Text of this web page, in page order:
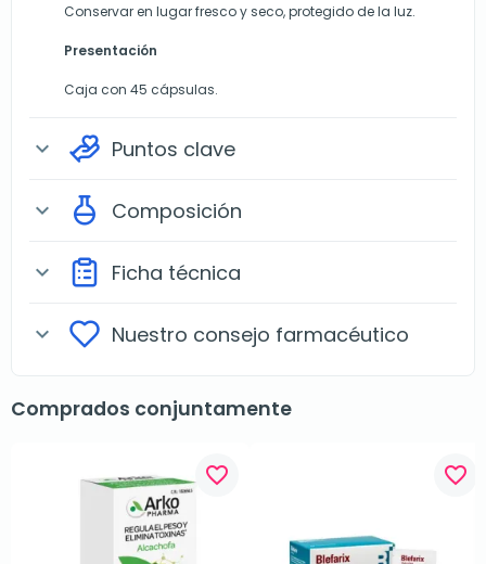
Conservar en lugar fresco y seco, protegido de la luz.
Presentación
Caja con 45 cápsulas.
expand_more Puntos clave
expand_more Composición
expand_more Ficha técnica
expand_more Nuestro consejo farmacéutico
Comprados conjuntamente
favorite_border favorite_border